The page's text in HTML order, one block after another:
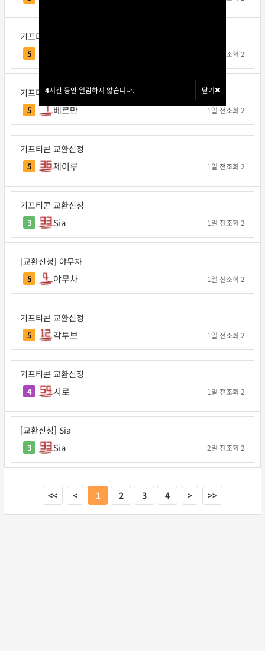
4시간 동안 열람하지 않습니다. 닫기
4시간 동안 열람하지 않습니다. 닫기
기프티콘 교환신청
5 조회 2
기프티콘 교환신청
5 베르만 1일 전조회 2
기프티콘 교환신청
5 제이루 1일 전조회 2
기프티콘 교환신청
3 Sia 1일 전조회 2
[교환신청] 야무차
5 야무차 1일 전조회 2
기프티콘 교환신청
5 각투브 1일 전조회 2
기프티콘 교환신청
4 시로 1일 전조회 2
[교환신청] Sia
3 Sia 2일 전조회 2
<< < 1 2 3 4 > >>